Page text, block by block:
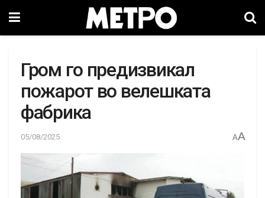
Гром го предизвикал
пожарот во велешката
фабрика
05/08/2025 AA